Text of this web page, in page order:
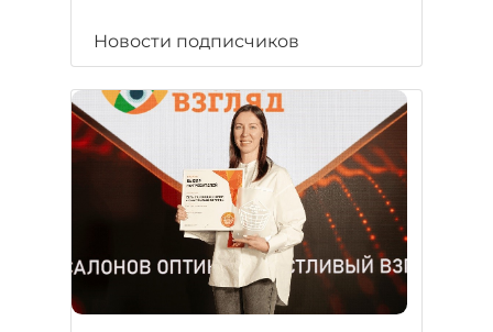
Новости подписчиков